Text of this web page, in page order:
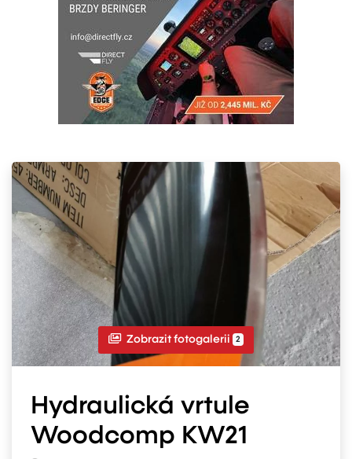
Zobrazit fotogalerii 2
Hydraulická vrtule
Woodcomp KW21